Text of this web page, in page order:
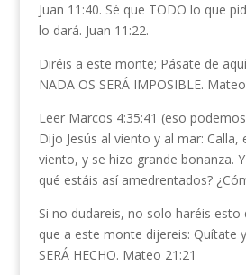
Juan 11:40. Sé que TODO lo que
lo dará. Juan 11:22.
Diréis a este monte; Pásate de aquí
NADA OS SERÁ IMPOSIBLE.
Leer Marcos 4:35:41 (eso
Dijo Jesús al viento y al mar: Calla,
viento, y se hizo grande bonanza.
qué estáis así amedrentados?
Si no dudareis, no solo haréis esto
que a este monte dijereis: Quítate
SERÁ HECHO. Mateo 21:21